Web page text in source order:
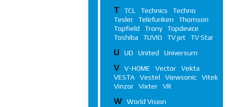
T TCL Technics
Techno
Tesler
Telefunken
Thomson
Topfield
Trony
Topdevice
Toshiba
TUVIO TV jet TV Star
U UD United Universum
V V-HOME Vector
Vekta
VESTA
Vestel Viewsonic
Vitek
Vinzor
Vixter VR
W World Vision